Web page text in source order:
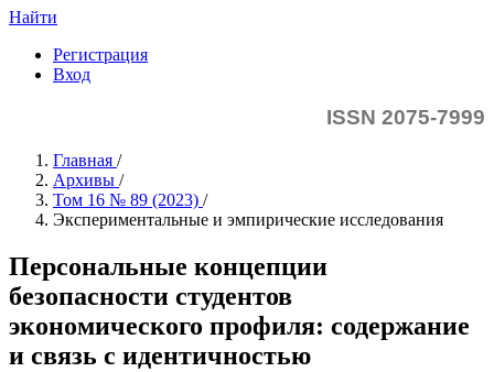
Найти
Регистрация
Вход
ISSN 2075-7999
Главная /
Архивы /
Том 16 № 89 (2023) /
Экспериментальные и эмпирические исследования
Персональные концепции
безопасности студентов
экономического профиля: содержание
и связь с идентичностью